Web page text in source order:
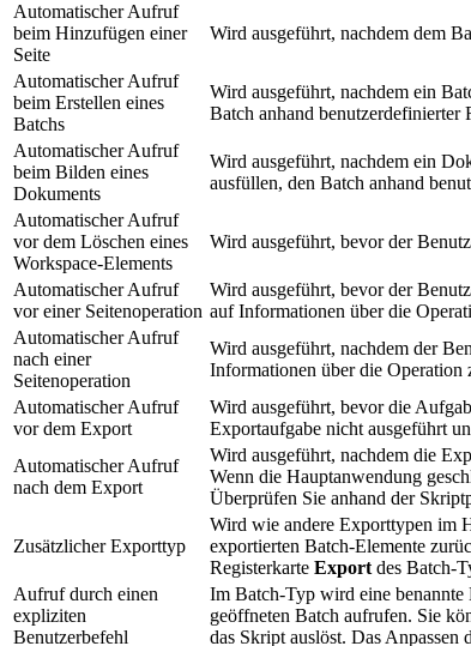
Automatischer Aufruf
beim Hinzufügen einer
Seite
Wird ausgeführt, nachdem dem
Automatischer Aufruf
beim Erstellen eines
Batchs
Wird ausgeführt, nachdem ein
Batch anhand benutzerdefinierter
Automatischer Aufruf
beim Bilden eines
Dokuments
Wird ausgeführt, nachdem ein
ausfüllen, den Batch anhand
Automatischer Aufruf
vor dem Löschen eines
Workspace-Elements
Wird ausgeführt, bevor der
Automatischer Aufruf
vor einer Seitenoperation
Wird ausgeführt, bevor der
auf Informationen über die
Automatischer Aufruf
nach einer
Seitenoperation
Wird ausgeführt, nachdem der
Informationen über die Operation
Automatischer Aufruf
vor dem Export
Wird ausgeführt, bevor die
Exportaufgabe nicht ausgeführt
Automatischer Aufruf
nach dem Export
Wird ausgeführt, nachdem die
Wenn die Hauptanwendung
Überprüfen Sie anhand der
Zusätzlicher Exporttyp
Wird wie andere Exporttypen im
exportierten Batch-Elemente
Registerkarte Exportdes Batch-
Aufruf durch einen
expliziten
Benutzerbefehl
Im Batch-Typ wird eine benannte
geöffneten Batch aufrufen. Sie
das Skript auslöst. Das Anpassen